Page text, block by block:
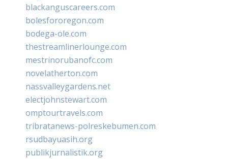
blackanguscareers.com
bolesfororegon.com
bodega-ole.com
thestreamlinerlounge.com
mestrinorubanofc.com
novelatherton.com
nassvalleygardens.net
electjohnstewart.com
omptourtravels.com
tribratanews-polreskebumen.com
rsudbayuasih.org
publikjurnalistik.org